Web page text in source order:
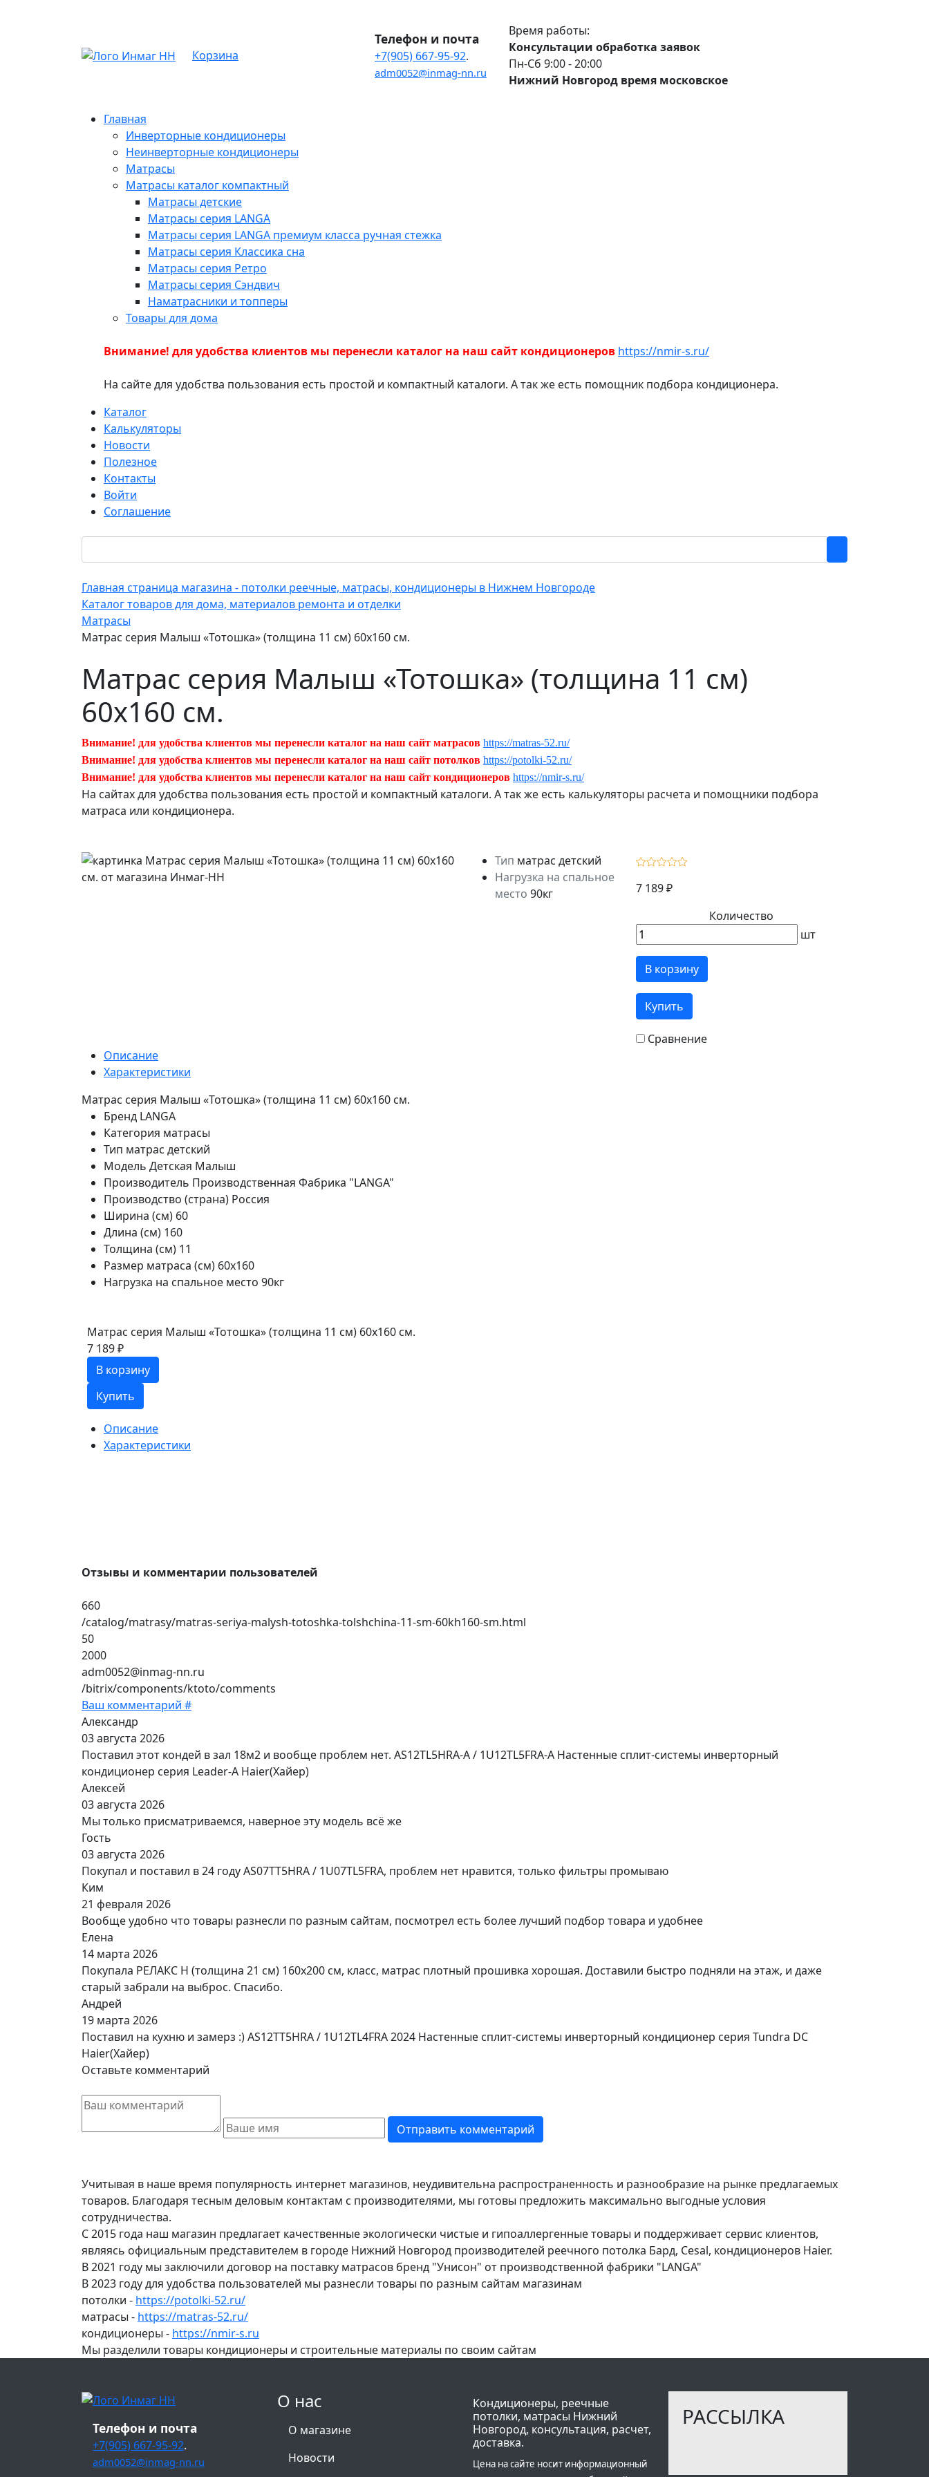
Корзина
Телефон и почта
+7(905) 667-95-92.
adm0052@inmag-nn.ru
Время работы:
Консультации обработка заявок
Пн-Сб 9:00 - 20:00
Нижний Новгород время московское
Главная
Инверторные кондиционеры
Неинверторные кондиционеры
Матрасы
Матрасы каталог компактный
Матрасы детские
Матрасы серия LANGA
Матрасы серия LANGA премиум класса ручная стежка
Матрасы серия Классика сна
Матрасы серия Ретро
Матрасы серия Сэндвич
Наматрасники и топперы
Товары для дома
Внимание! для удобства клиентов мы перенесли каталог на наш сайт кондиционеров https://nmir-s.ru/
На сайте для удобства пользования есть простой и компактный каталоги. А так же есть помощник подбора кондиционера.
Каталог
Калькуляторы
Новости
Полезное
Контакты
Войти
Соглашение
Главная страница магазина - потолки реечные, матрасы, кондиционеры в Нижнем Новгороде
Каталог товаров для дома, материалов ремонта и отделки
Матрасы
Матрас серия Малыш «Тотошка» (толщина 11 см) 60х160 см.
Матрас серия Малыш «Тотошка» (толщина 11 см)
60х160 см.
Внимание! для удобства клиентов мы перенесли каталог на наш сайт матрасов https://matras-52.ru/
Внимание! для удобства клиентов мы перенесли каталог на наш сайт потолков https://potolki-52.ru/
Внимание! для удобства клиентов мы перенесли каталог на наш сайт кондиционеров https://nmir-s.ru/
На сайтах для удобства пользования есть простой и компактный каталоги. А так же есть калькуляторы расчета и помощники подбора
матраса или кондиционера.
Тип матрас детский
Нагрузка на спальное
место 90кг
7 189 ₽
Количество
шт
В корзину
Купить
Сравнение
Описание
Характеристики
Матрас серия Малыш «Тотошка» (толщина 11 см) 60х160 см.
Бренд LANGA
Категория матрасы
Тип матрас детский
Модель Детская Малыш
Производитель Производственная Фабрика "LANGA"
Производство (страна) Россия
Ширина (см) 60
Длина (см) 160
Толщина (см) 11
Размер матраса (см) 60х160
Нагрузка на спальное место 90кг
Матрас серия Малыш «Тотошка» (толщина 11 см) 60х160 см.
7 189 ₽
В корзину
Купить
Описание
Характеристики
Отзывы и комментарии пользователей
660
/catalog/matrasy/matras-seriya-malysh-totoshka-tolshchina-11-sm-60kh160-sm.html
50
2000
adm0052@inmag-nn.ru
/bitrix/components/ktoto/comments
Ваш комментарий #
Александр
03 августа 2026
Поставил этот кондей в зал 18м2 и вообще проблем нет. AS12TL5HRA-A / 1U12TL5FRA-A Настенные сплит-системы инверторный
кондиционер серия Leader-A Haier(Хайер)
Алексей
03 августа 2026
Мы только присматриваемся, наверное эту модель всё же
Гость
03 августа 2026
Покупал и поставил в 24 году AS07TT5HRA / 1U07TL5FRA, проблем нет нравится, только фильтры промываю
Ким
21 февраля 2026
Вообще удобно что товары разнесли по разным сайтам, посмотрел есть более лучший подбор товара и удобнее
Елена
14 марта 2026
Покупала РЕЛАКС Н (толщина 21 см) 160х200 см, класс, матрас плотный прошивка хорошая. Доставили быстро подняли на этаж, и даже
старый забрали на выброс. Спасибо.
Андрей
19 марта 2026
Поставил на кухню и замерз :) AS12TT5HRA / 1U12TL4FRA 2024 Настенные сплит-системы инверторный кондиционер серия Tundra DC
Haier(Хайер)
Оставьте комментарий
Учитывая в наше время популярность интернет магазинов, неудивительна распространенность и разнообразие на рынке предлагаемых
товаров. Благодаря тесным деловым контактам с производителями, мы готовы предложить максимально выгодные условия
сотрудничества.
С 2015 года наш магазин предлагает качественные экологически чистые и гипоаллергенные товары и поддерживает сервис клиентов,
являясь официальным представителем в городе Нижний Новгород производителей реечного потолка Бард, Cesal, кондиционеров Haier.
В 2021 году мы заключили договор на поставку матрасов бренд "Унисон" от производственной фабрики "LANGA"
В 2023 году для удобства пользователей мы разнесли товары по разным сайтам магазинам
потолки - https://potolki-52.ru/
матрасы - https://matras-52.ru/
кондиционеры - https://nmir-s.ru
Мы разделили товары кондиционеры и строительные материалы по своим сайтам
О нас
О магазине
Новости
Кондиционеры, реечные
потолки, матрасы Нижний
Новгород, консультация, расчет,
доставка.
Цена на сайте носит информационный
РАССЫЛКА
Телефон и почта
+7(905) 667-95-92.
adm0052@inmag-nn.ru